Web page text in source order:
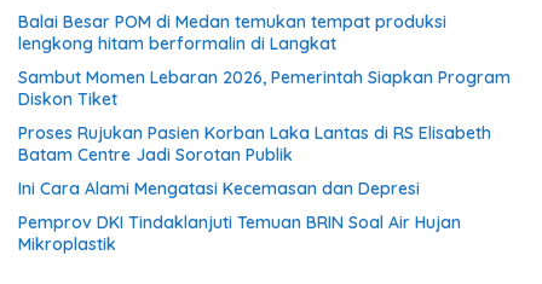
Balai Besar POM di Medan temukan tempat produksi
lengkong hitam berformalin di Langkat
Sambut Momen Lebaran 2026, Pemerintah Siapkan Program
Diskon Tiket
Proses Rujukan Pasien Korban Laka Lantas di RS Elisabeth
Batam Centre Jadi Sorotan Publik
Ini Cara Alami Mengatasi Kecemasan dan Depresi
Pemprov DKI Tindaklanjuti Temuan BRIN Soal Air Hujan
Mikroplastik